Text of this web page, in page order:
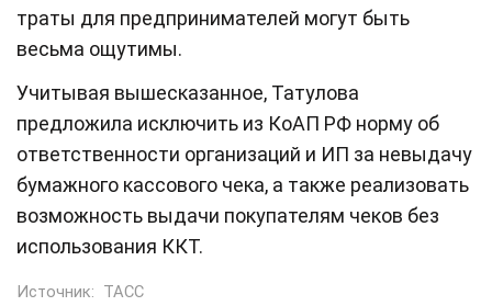
траты для предпринимателей могут быть
весьма ощутимы.
Учитывая вышесказанное, Татулова
предложила исключить из КоАП РФ норму об
ответственности организаций и ИП за невыдачу
бумажного кассового чека, а также реализовать
возможность выдачи покупателям чеков без
использования ККТ.
Источник: ТАСС